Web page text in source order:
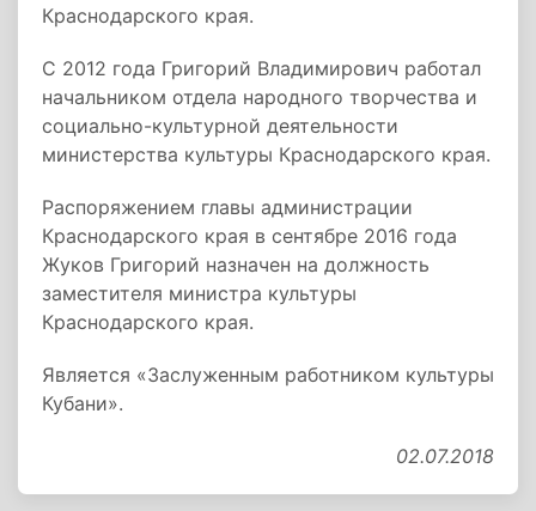
Краснодарского края.
С 2012 года Григорий Владимирович работал
начальником отдела народного творчества и
социально-культурной деятельности
министерства культуры Краснодарского края.
Распоряжением главы администрации
Краснодарского края в сентябре 2016 года
Жуков Григорий назначен на должность
заместителя министра культуры
Краснодарского края.
Является «Заслуженным работником культуры
Кубани».
02.07.2018